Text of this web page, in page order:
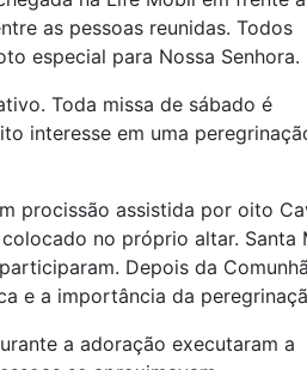
as pessoas reunidas. Todos
especial para Nossa Senhora.
Toda missa de sábado é
interesse em uma
procissão assistida por oito
no próprio altar. Santa
Depois da
e a importância da
a adoração executaram a